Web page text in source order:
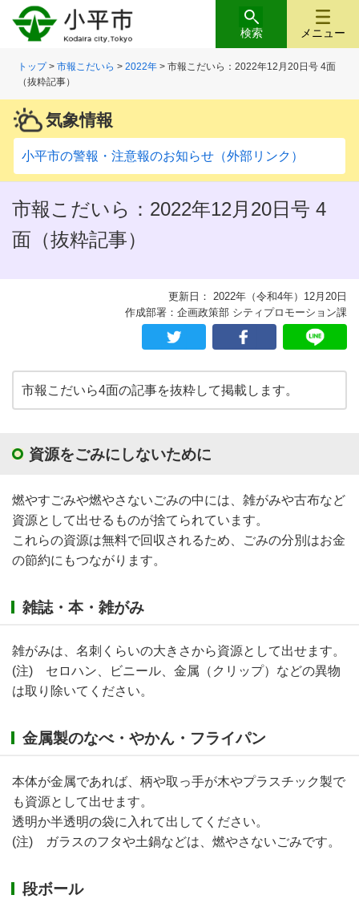
メニュー
検索
トップ>市報こだいら >2022年 > 市報こだいら：2022年12月20日号 4面
（抜粋記事）
気象情報
小平市の警報・注意報のお知らせ（外部リンク）
市報こだいら：2022年12月20日号 4
面（抜粋記事）
更新日： 2022年（令和4年）12月20日
作成部署：企画政策部 シティプロモーション課
市報こだいら4面の記事を抜粋して掲載します。
資源をごみにしないために
燃やすごみや燃やさないごみの中には、雑がみや古布など
資源として出せるものが捨てられています。
これらの資源は無料で回収されるため、ごみの分別はお金
の節約にもつながります。
雑誌・本・雑がみ
雑がみは、名刺くらいの大きさから資源として出せます。
(注) セロハン、ビニール、金属（クリップ）などの異物
は取り除いてください。
金属製のなべ・やかん・フライパン
本体が金属であれば、柄や取っ手が木やプラスチック製で
も資源として出せます。
透明か半透明の袋に入れて出してください。
(注) ガラスのフタや土鍋などは、燃やさないごみです。
段ボール